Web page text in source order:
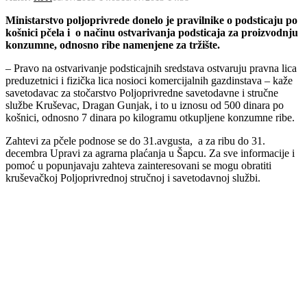
Ministarstvo poljoprivrede donelo je pravilnike o podsticaju po
košnici pčela i o načinu ostvarivanja podsticaja za proizvodnju
konzumne, odnosno ribe namenjene za tržište.
– Pravo na ostvarivanje podsticajnih sredstava ostvaruju pravna lica
preduzetnici i fizička lica nosioci komercijalnih gazdinstava – kaže
savetodavac za stočarstvo Poljoprivredne savetodavne i stručne
službe Kruševac, Dragan Gunjak, i to u iznosu od 500 dinara po
košnici, odnosno 7 dinara po kilogramu otkupljene konzumne ribe.
Zahtevi za pčele podnose se do 31.avgusta, a za ribu do 31.
decembra Upravi za agrarna plaćanja u Šapcu. Za sve informacije i
pomoć u popunjavaju zahteva zainteresovani se mogu obratiti
kruševačkoj Poljoprivrednoj stručnoj i savetodavnoj službi.